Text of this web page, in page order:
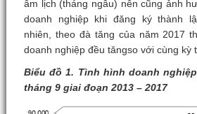
âm lịch (tháng ngâu) nên cũng ảnh
doanh nghiệp khi đăng ký thành
nhiên, theo đà tăng của năm 2017
doanh nghiệp đều tăngso với cùng kỳ
Biểu đồ 1. Tình hình doanh
tháng 9 giai đoạn 2013 – 2017